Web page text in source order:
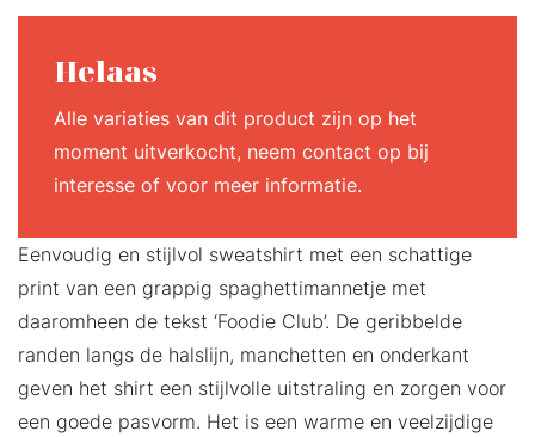
Helaas
Alle variaties van dit product zijn op het
moment uitverkocht, neem contact op bij
interesse of voor meer informatie.
Eenvoudig en stijlvol sweatshirt met een schattige
print van een grappig spaghettimannetje met
daaromheen de tekst ‘Foodie Club’. De geribbelde
randen langs de halslijn, manchetten en onderkant
geven het shirt een stijlvolle uitstraling en zorgen voor
een goede pasvorm. Het is een warme en veelzijdige